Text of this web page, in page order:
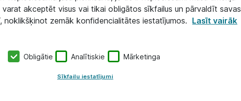
akceptēt visus vai tikai obligātos sīkfailus un pārvaldīt savas
noklikšķinot zemāk konfidencialitātes iestatījumos. Lasīt vairāk
Obligātie Analītiskie Mārketinga
Sīkfailu iestatījumi